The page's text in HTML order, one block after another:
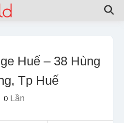
Huế – 38 Hùng
Tp Huế
0Lần